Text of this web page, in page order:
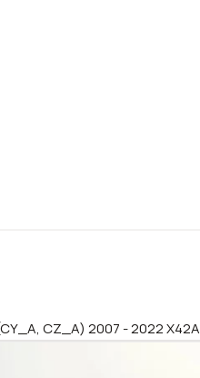
CZ_A) 2007 - 2022 X42A